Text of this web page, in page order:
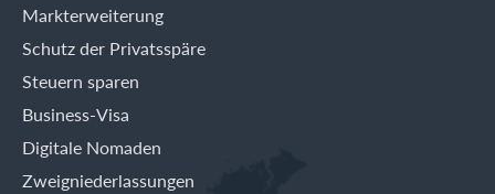
Markterweiterung
Schutz der Privatsspäre
Steuern sparen
Business-Visa
Digitale Nomaden
Zweigniederlassungen